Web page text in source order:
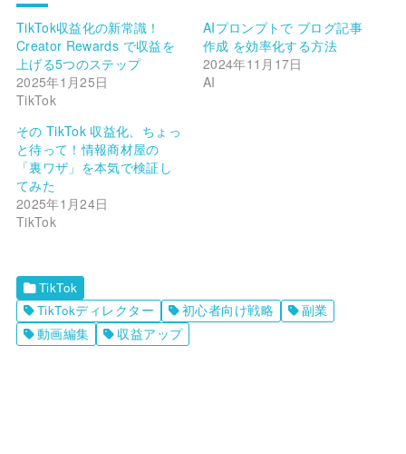
TikTok収益化の新常識！
Creator Rewards で収益を
上げる5つのステップ
2025年1月25日
TikTok
AIプロンプトで ブログ記事
作成 を効率化する方法
2024年11月17日
AI
その TikTok 収益化、ちょっ
と待って！情報商材屋の
「裏ワザ」を本気で検証し
てみた
2025年1月24日
TikTok
TikTok
TikTokディレクター
初心者向け戦略
副業
動画編集
収益アップ